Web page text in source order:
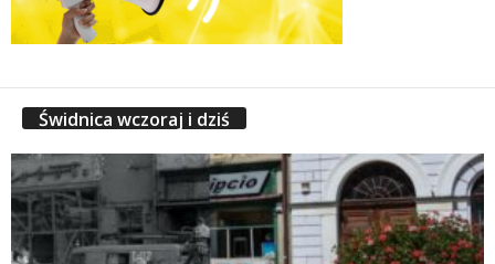
Świdnica wczoraj i dziś